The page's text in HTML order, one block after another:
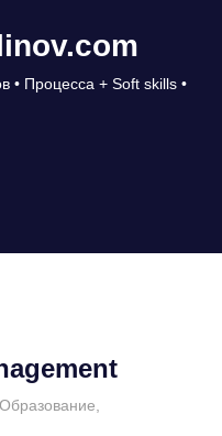
• Процесса + Soft skills •
Образование